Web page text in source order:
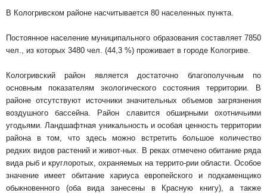
В Кологривском районе насчитывается 80 населенных пункта.
Постоянное население муниципального образования составляет 7850
чел., из которых 3480 чел. (44,3 %) проживает в городе Кологриве.
Кологривский район является достаточно благополучным по
основным показателям экологического состояния территории. В
районе отсутствуют источники значительных объемов загрязнения
воздушного бассейна. Район славится обширными охотничьими
угодьями. Ландшафтная уникальность и особая ценность территории
района в том, что здесь можно встретить большое количество
редких видов растений и живот-ных. В реках отмечено обитание ряда
вида рыб и круглоротых, охраняемых на террито-рии области. Особое
значение имеет обитание хариуса европейского и подкаменщико
обыкновенного (оба вида занесены в Красную книгу), а также